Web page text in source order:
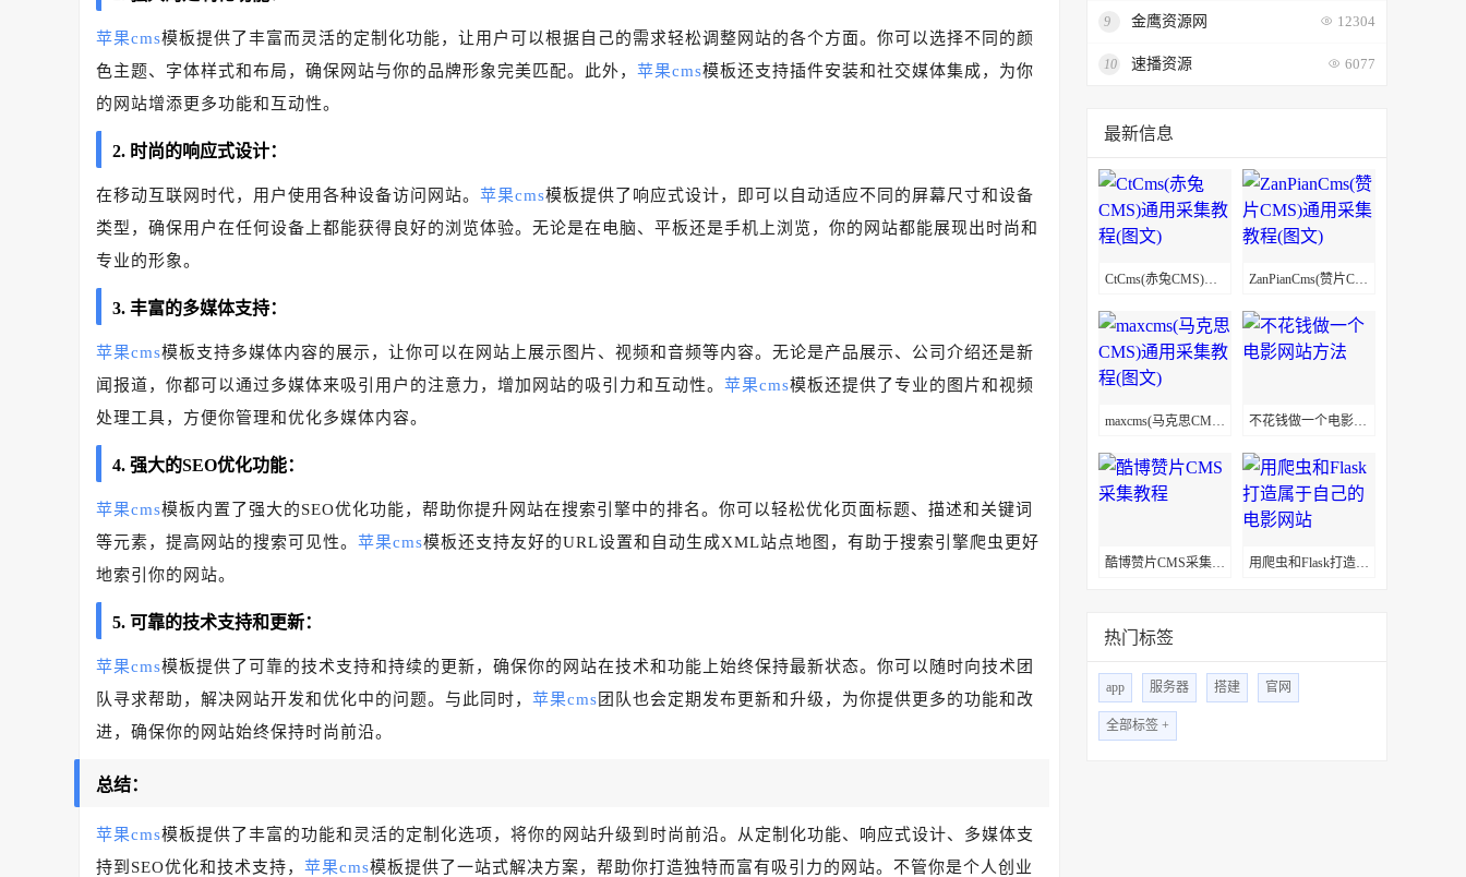
苹果cms模板提供了丰富而灵活的定制化功能，让用户可以根据自己的需求轻松调整网站的各个方面。你可以选择不同的颜
色主题、字体样式和布局，确保网站与你的品牌形象完美匹配。此外， 苹果cms模板还支持插件安装和社交媒体集成，为你
的网站增添更多功能和互动性。
2. 时尚的响应式设计：
在移动互联网时代，用户使用各种设备访问网站。 苹果cms模板提供了响应式设计，即可以自动适应不同的屏幕尺寸和设备
类型，确保用户在任何设备上都能获得良好的浏览体验。无论是在电脑、平板还是手机上浏览，你的网站都能展现出时尚和
专业的形象。
3. 丰富的多媒体支持：
苹果cms模板支持多媒体内容的展示，让你可以在网站上展示图片、视频和音频等内容。无论是产品展示、公司介绍还是新
闻报道，你都可以通过多媒体来吸引用户的注意力，增加网站的吸引力和互动性。 苹果cms模板还提供了专业的图片和视频
处理工具，方便你管理和优化多媒体内容。
4. 强大的SEO优化功能：
苹果cms模板内置了强大的SEO优化功能，帮助你提升网站在搜索引擎中的排名。你可以轻松优化页面标题、描述和关键词
等元素，提高网站的搜索可见性。 苹果cms模板还支持友好的URL设置和自动生成XML站点地图，有助于搜索引擎爬虫更好
地索引你的网站。
5. 可靠的技术支持和更新：
苹果cms模板提供了可靠的技术支持和持续的更新，确保你的网站在技术和功能上始终保持最新状态。你可以随时向技术团
队寻求帮助，解决网站开发和优化中的问题。与此同时， 苹果cms 团队也会定期发布更新和升级，为你提供更多的功能和改
进，确保你的网站始终保持时尚前沿。
总结：
苹果cms模板提供了丰富的功能和灵活的定制化选项，将你的网站升级到时尚前沿。从定制化功能、响应式设计、多媒体支
持到SEO优化和技术支持， 苹果cms模板提供了一站式解决方案，帮助你打造独特而富有吸引力的网站。不管你是个人创业
9 金鹰资源网 12304
10 速播资源 6077
最新信息
CtCms(赤兔CMS)通用采集教程(图文) ZanPianCms(赞片CMS)通用采集教程(图文)
maxcms(马克思CMS)通用采集教程(图文) 不花钱做一个电影网站方法
酷博赞片CMS采集教程 用爬虫和Flask打造属于自己的电影网站
热门标签
app 服务器 搭建 官网
全部标签 +